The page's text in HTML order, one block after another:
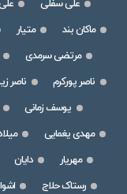
علی سفلی
ماکان بند
متیار
مرتضی سرمدی
ناصر پورکرم
ناصر
یوسف زمانی
مهدی یغمایی
مهریار
دایان
رستاک حلاج